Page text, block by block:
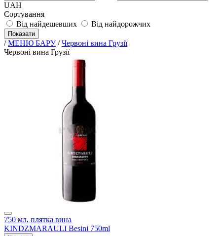
UAH
Сортування
Від найдешевших
Від найдорожчих
Показати
/ МЕНЮ БАРУ / Червоні вина Грузії
Червоні вина Грузії
750 мл, плятка вина
KINDZMARAULI Besini 750ml